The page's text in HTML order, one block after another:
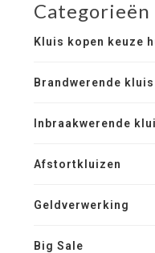
Categorieën
Kluis kopen keuze
Brandwerende kluis
Inbraakwerende
Afstortkluizen
Geldverwerking
Big Sale